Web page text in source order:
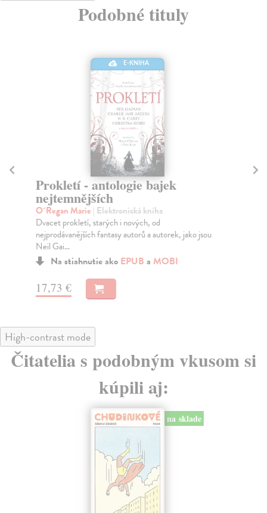
Podobné tituly
E-KNIHA
Prokletí - antologie bajek
nejtemnějších
O´Regan Marie | Elektronická kniha
Dvacet prokletí, starých i nových, od
nejprodávanějších fantasy autorů a autorek, jako jsou
Neil Gai...
Na stiahnutie ako EPUB a MOBI
17,73 €
High-contrast mode
Čitatelia s podobným vkusom si
kúpili aj:
na sklade